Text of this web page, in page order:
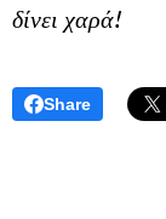
δίνει χαρά!
Share